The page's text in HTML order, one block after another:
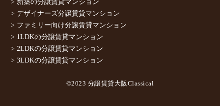
> デザイナーズ分譲賃貸マンション
> ファミリー向け分譲賃貸マンション
> 1LDKの分譲賃貸マンション
> 2LDKの分譲賃貸マンション
> 3LDKの分譲賃貸マンション
©2023 分譲賃貸大阪Classical